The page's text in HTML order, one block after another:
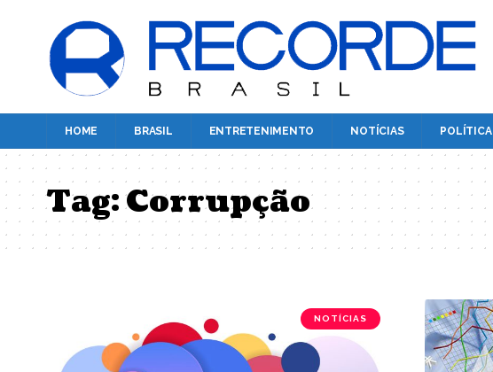
HOME BRASIL ENTRETENIMENTO NOTÍCIAS POLÍTICA
Tag:Corrupção
NOTÍCIAS